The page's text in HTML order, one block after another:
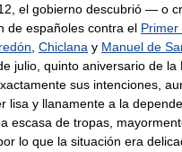
el gobierno descubrió — o
de españoles contra el Primer
Chiclana y Manuel de
julio, quinto aniversario de la
sus intenciones,
lisa y llanamente a la
escasa de tropas,
por lo que la situación era